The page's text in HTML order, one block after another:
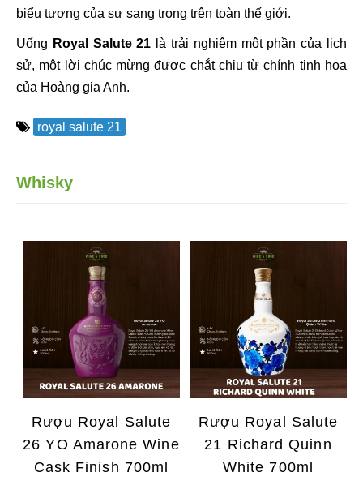
biểu tượng của sự sang trọng trên toàn thế giới.
Uống Royal Salute 21 là trải nghiệm một phần của lịch
sử, một lời chúc mừng được chắt chiu từ chính tinh hoa
của Hoàng gia Anh.
royal salute 21
Whisky
Rượu Royal Salute
26 YO Amarone Wine
Cask Finish 700ml
Rượu Royal Salute
21 Richard Quinn
White 700ml